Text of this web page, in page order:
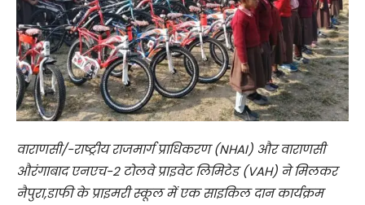
वाराणसी/-राष्ट्रीय राजमार्ग प्राधिकरण (NHAI) और वाराणसी
औरंगाबाद एनएच-2 टोलवे प्राइवेट लिमिटेड (VAH) ने मिलकर
नैपुरा,डाफी के प्राइमरी स्कूल में एक साइकिल दान कार्यक्रम